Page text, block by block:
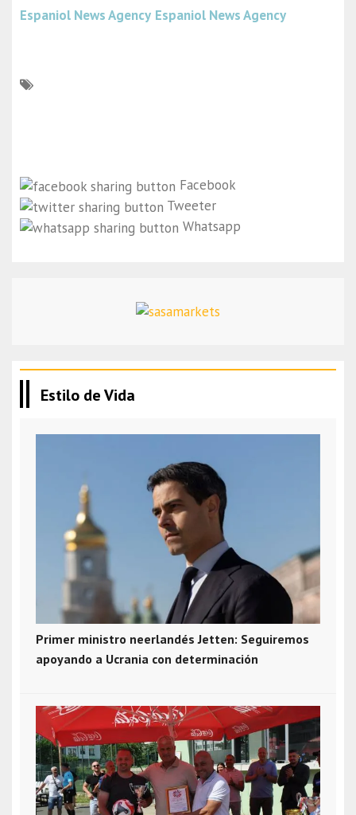
Espaniol News Agency Espaniol News Agency
Facebook
Tweeter
Whatsapp
Estilo de Vida
Primer ministro neerlandés Jetten: Seguiremos
apoyando a Ucrania con determinación